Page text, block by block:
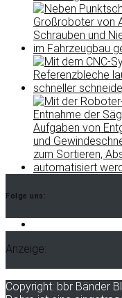
Folge uns:
Anzeige:
Copyright: bbr Bänder